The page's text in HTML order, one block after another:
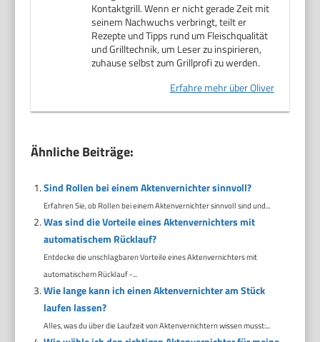
Kontaktgrill. Wenn er nicht gerade Zeit mit
seinem Nachwuchs verbringt, teilt er
Rezepte und Tipps rund um Fleischqualität
und Grilltechnik, um Leser zu inspirieren,
zuhause selbst zum Grillprofi zu werden.
Erfahre mehr über Oliver
Ähnliche Beiträge:
Sind Rollen bei einem Aktenvernichter sinnvoll?
Erfahren Sie, ob Rollen bei einem Aktenvernichter sinnvoll sind und...
Was sind die Vorteile eines Aktenvernichters mit
automatischem Rücklauf?
Entdecke die unschlagbaren Vorteile eines Aktenvernichters mit
automatischem Rücklauf -...
Wie lange kann ich einen Aktenvernichter am Stück
laufen lassen?
Alles, was du über die Laufzeit von Aktenvernichtern wissen musst:...